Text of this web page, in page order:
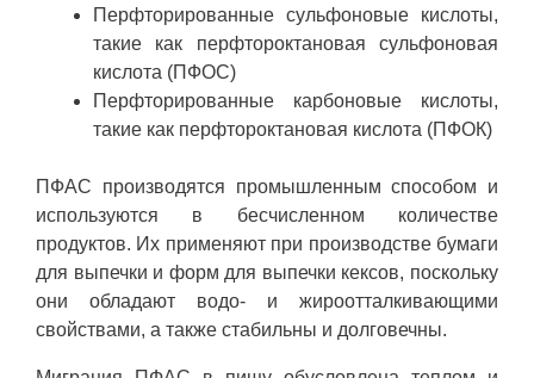
Перфторированные сульфоновые кислоты,
такие как перфтороктановая сульфоновая
кислота (ПФОС)
Перфторированные карбоновые кислоты,
такие как перфтороктановая кислота (ПФОК)
ПФАС производятся промышленным способом и
используются в бесчисленном количестве
продуктов. Их применяют при производстве бумаги
для выпечки и форм для выпечки кексов, поскольку
они обладают водо- и жироотталкивающими
свойствами, а также стабильны и долговечны.